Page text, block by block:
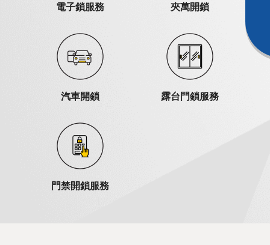
電子鎖服務 夾萬開鎖
汽車開鎖 露台門鎖服務
門禁開鎖服務